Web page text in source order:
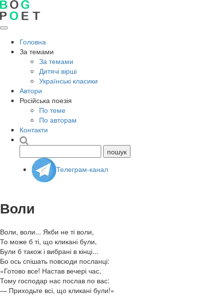
Головна
За темами
За темами
Дитячі вірші
Українські класики
Автори
Російська поезія
По теме
По авторам
Контакти
Телеграм-канал
Воли
Воли, воли... Якби не ті воли,
То може б ті, що кликані були,
Були б також і вибрані в кінці...
Бо ось спішать повсюди посланці:
«Готово все! Настав вечері час,
Тому господар нас послав по вас:
— Приходьте всі, що кликані були!»